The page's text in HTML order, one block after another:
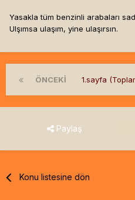
Yasakla tüm benzinli arabaları
Ulşımsa ulaşım, yine ulaşırsın.
ÖNCEKI 1.sayfa
Paylaş
Konu listesine dön